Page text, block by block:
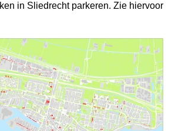
in Sliedrecht parkeren. Zie hiervoor